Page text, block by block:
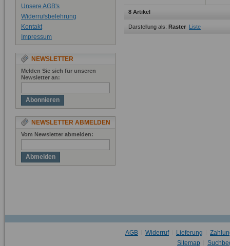
8 Artikel
Darstellung als: Raster Liste
Unsere AGB's
Widerrufsbelehrung
Kontakt
Impressum
NEWSLETTER
Melden Sie sich für unseren
Newsletter an:
Abonnieren
NEWSLETTER ABMELDEN
Vom Newsletter abmelden:
Abmelden
AGB Widerruf Lieferung
Sitemap